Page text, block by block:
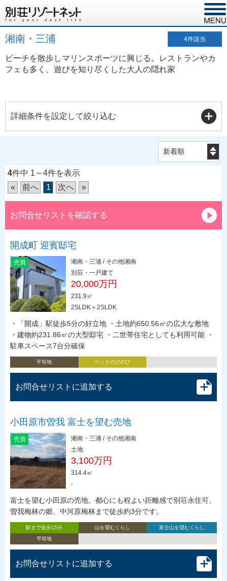
湘南・三浦 4件該当
ビーチを散歩しマリンスポーツに興じる。レストランやカ
フェも多く、遊びを知り尽くした大人の隠れ家
詳細条件を設定して絞り込む
4件中 1～4件を表示
«
前へ 1 次へ »
お問合せリストを確認する
開成町 迎賓邸宅
売買
湘南・三浦 / その他湘南
別荘・一戸建て
20,000万円
231.9㎡
2SLDK＋2SLDK
・「開成」駅徒歩5分の好立地 ・土地約650.56㎡の広大な敷地
・建物約231.86㎡の大型邸宅 ・二世帯住宅としても利用可能 ・
駐車スペース7台分確保
平坦地 ペットのびのび
お問合せリストに追加する
小田原市曽我 富士を望む売地
売買
湘南・三浦 / その他湘南
土地
3,100万円
314.4㎡
-
富士を望む小田原の売地。都心にも程よい距離感で別荘永住可。
曽我梅林の郷、中河原梅林まで徒歩約3分です。
駅まで徒歩15分 山を望むくらし
富士山を望むくらし
平坦地
お問合せリストに追加する